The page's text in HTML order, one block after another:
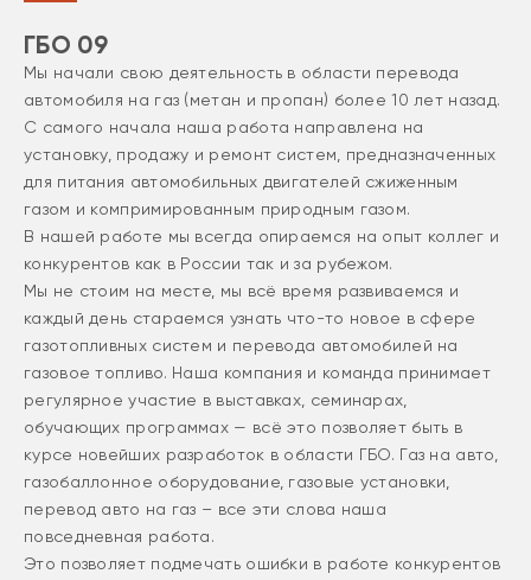
ГБО 09
Мы начали свою деятельность в области перевода
автомобиля на газ (метан и пропан) более 10 лет назад.
С самого начала наша работа направлена на
установку, продажу и ремонт систем, предназначенных
для питания автомобильных двигателей сжиженным
газом и компримированным природным газом.
В нашей работе мы всегда опираемся на опыт коллег и
конкурентов как в России так и за рубежом.
Мы не стоим на месте, мы всё время развиваемся и
каждый день стараемся узнать что-то новое в сфере
газотопливных систем и перевода автомобилей на
газовое топливо. Наша компания и команда принимает
регулярное участие в выставках, семинарах,
обучающих программах — всё это позволяет быть в
курсе новейших разработок в области ГБО. Газ на авто,
газобаллонное оборудование, газовые установки,
перевод авто на газ – все эти слова наша
повседневная работа.
Это позволяет подмечать ошибки в работе конкурентов